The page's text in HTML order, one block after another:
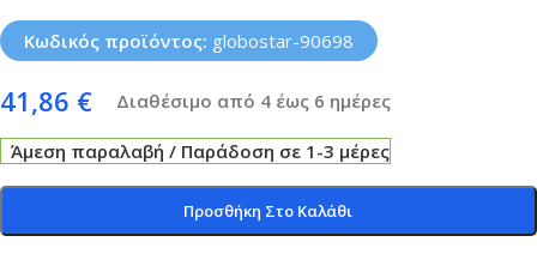
Κωδικός προϊόντος: globostar-90698
41,86 € Διαθέσιμο από 4 έως 6 ημέρες
Άμεση παραλαβή / Παράδοση σε 1-3 μέρες
Προσθήκη Στο Καλάθι